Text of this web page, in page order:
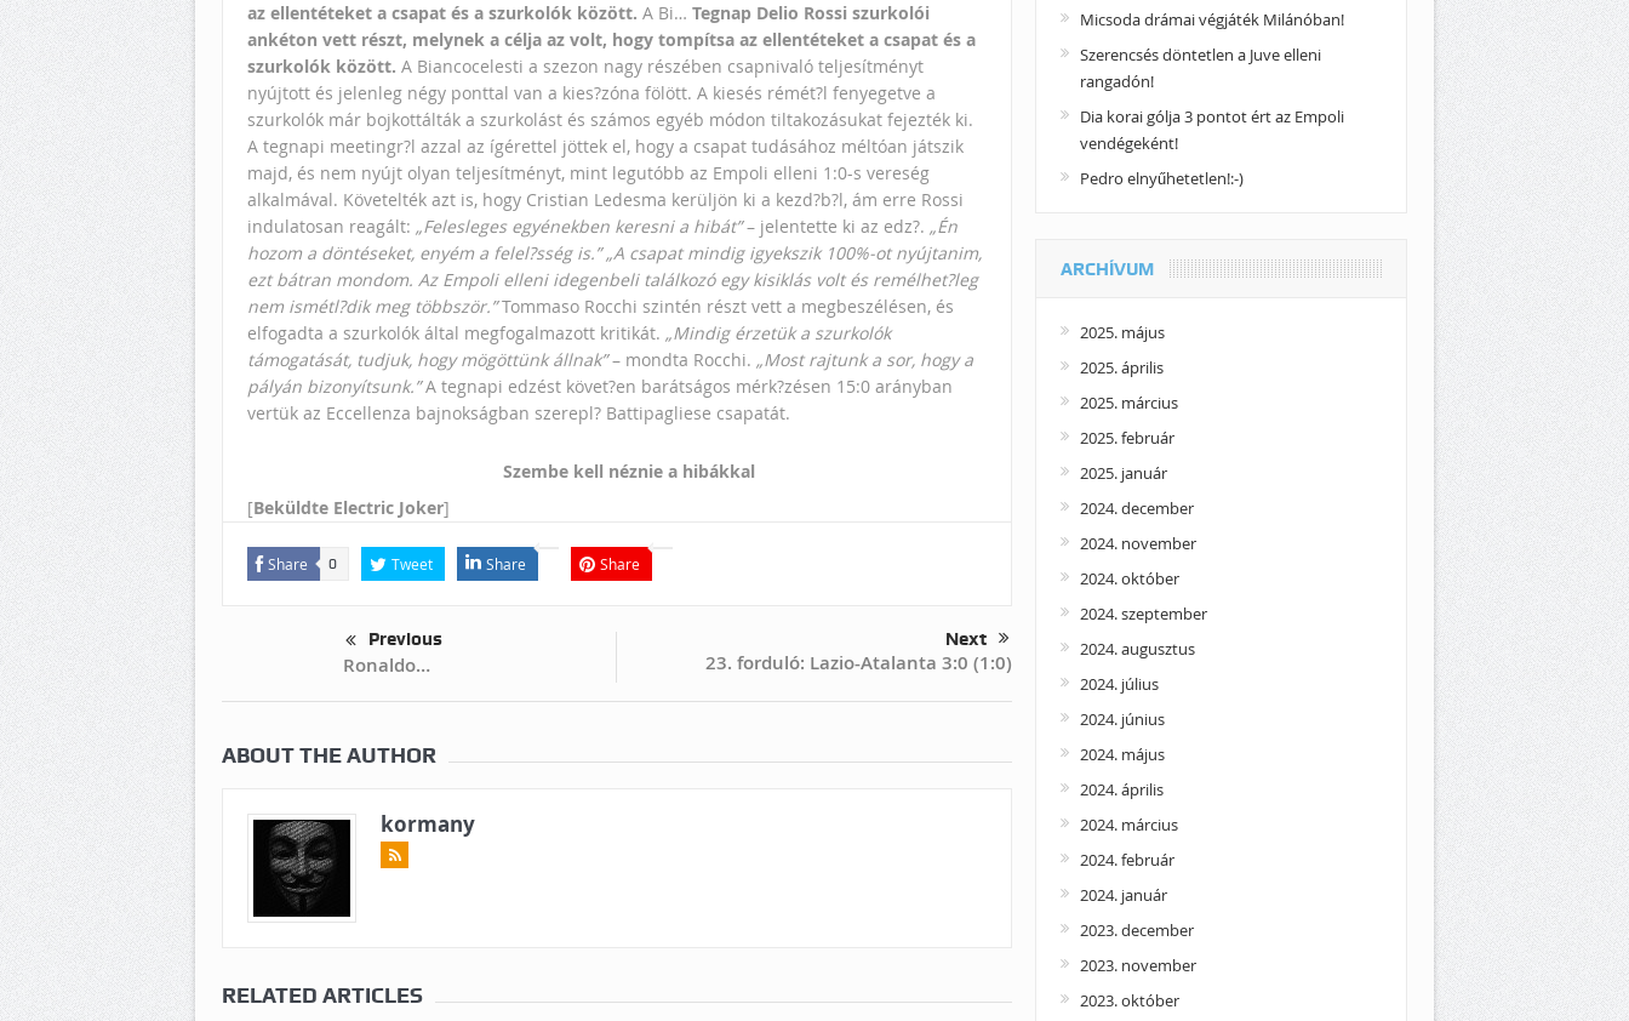
az ellentéteket a csapat és a szurkolók között. A Bi… Tegnap Delio Rossi szurkolói
ankéton vett részt, melynek a célja az volt, hogy tompítsa az ellentéteket a csapat és a
szurkolók között. A Biancocelesti a szezon nagy részében csapnivaló teljesítményt
nyújtott és jelenleg négy ponttal van a kies?zóna fölött. A kiesés rémét?l fenyegetve a
szurkolók már bojkottálták a szurkolást és számos egyéb módon tiltakozásukat fejezték ki.
A tegnapi meetingr?l azzal az ígérettel jöttek el, hogy a csapat tudásához méltóan játszik
majd, és nem nyújt olyan teljesítményt, mint legutóbb az Empoli elleni 1:0-s vereség
alkalmával. Követelték azt is, hogy Cristian Ledesma kerüljön ki a kezd?b?l, ám erre Rossi
indulatosan reagált: „Felesleges egyénekben keresni a hibát”– jelentette ki az edz?. „Én
hozom a döntéseket, enyém a felel?sség is.” „A csapat mindig igyekszik 100%-ot nyújtanim,
ezt bátran mondom. Az Empoli elleni idegenbeli találkozó egy kisiklás volt és remélhet?leg
nem ismétl?dik meg többször.”Tommaso Rocchi szintén részt vett a megbeszélésen, és
elfogadta a szurkolók által megfogalmazott kritikát. „Mindig érzetük a szurkolók
támogatását, tudjuk, hogy mögöttünk állnak”– mondta Rocchi. „Most rajtunk a sor, hogy a
pályán bizonyítsunk.”A tegnapi edzést követ?en barátságos mérk?zésen 15:0 arányban
vertük az Eccellenza bajnokságban szerepl? Battipagliese csapatát.
Szembe kell néznie a hibákkal
[Beküldte Electric Joker]
Share 0 Tweet Share Share
Previous
Ronaldo…
Next
23. forduló: Lazio-Atalanta 3:0 (1:0)
ABOUT THE AUTHOR
kormany
RELATED ARTICLES
Micsoda drámai végjáték Milánóban!
Szerencsés döntetlen a Juve elleni
rangadón!
Dia korai gólja 3 pontot ért az Empoli
vendégeként!
Pedro elnyűhetetlen!:-)
ARCHÍVUM
2025. május
2025. április
2025. március
2025. február
2025. január
2024. december
2024. november
2024. október
2024. szeptember
2024. augusztus
2024. július
2024. június
2024. május
2024. április
2024. március
2024. február
2024. január
2023. december
2023. november
2023. október